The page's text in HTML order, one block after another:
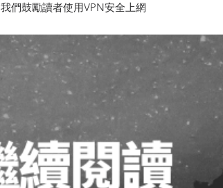
​我們鼓勵讀者使用VPN安全上網